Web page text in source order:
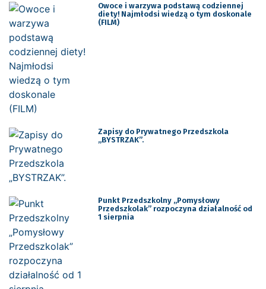
Owoce i warzywa podstawą codziennej
diety! Najmłodsi wiedzą o tym doskonale
(FILM)
Zapisy do Prywatnego Przedszkola
„BYSTRZAK”.
Punkt Przedszkolny „Pomysłowy
Przedszkolak” rozpoczyna działalność od
1 sierpnia